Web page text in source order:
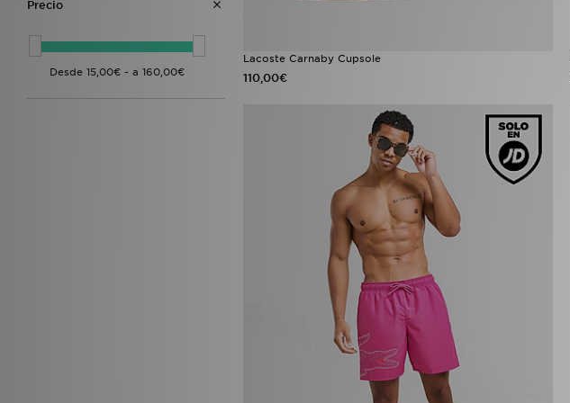
Multicolor
Precio
Lacoste Carnaby Cupsole
110,00€